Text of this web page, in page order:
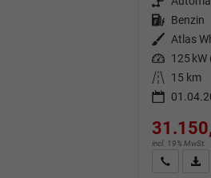
Kraftstoff Benzin
Außenfarbe Atlas
Leistung 125 kW
Kilometerstand
15 km
incl. 19% MwSt.
Wir rufen